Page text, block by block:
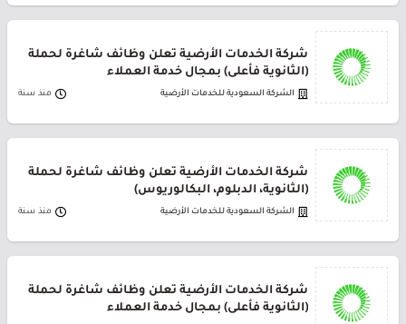
شركة الخدمات الأرضية تعلن وظائف شاغرة لحملة
(الثانوية فأعلى) بمجال خدمة العملاء
الشركة السعودية للخدمات الأرضية منذ سنة
شركة الخدمات الأرضية تعلن وظائف شاغرة لحملة
(الثانوية، الدبلوم، البكالوريوس)
الشركة السعودية للخدمات الأرضية منذ سنة
شركة الخدمات الأرضية تعلن وظائف شاغرة لحملة
(الثانوية فأعلى) بمجال خدمة العملاء